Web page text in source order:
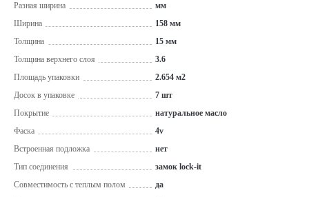
Разная ширина
мм
Ширина
158 мм
Толщина
15 мм
Толщина верхнего слоя
3.6
Площадь упаковки
2.654 м2
Досок в упаковке
7 шт
Покрытие
натуральное масло
Фаска
4v
Встроенная подложка
нет
Тип соединения
замок lock-it
Совместимость с теплым полом
да